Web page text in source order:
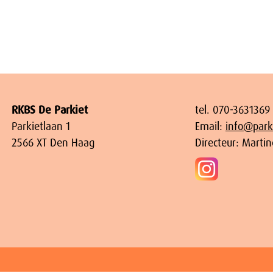
RKBS De Parkiet
Parkietlaan 1
2566 XT Den Haag
tel. 070-3631369
Email:
Directeur: